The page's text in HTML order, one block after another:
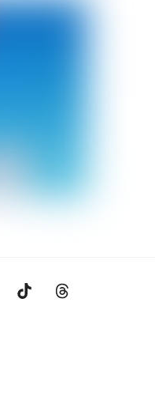
YouTube Tiktok